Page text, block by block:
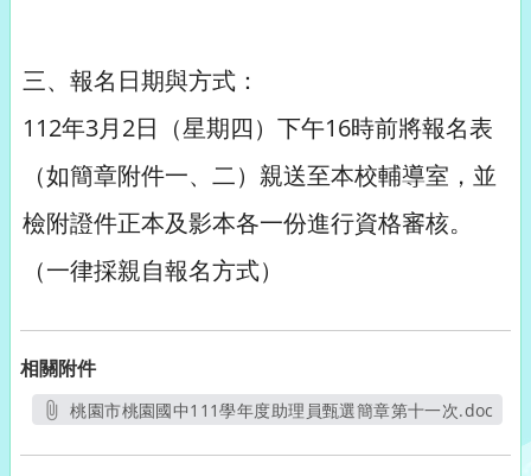
三、報名日期與方式：
112年3月2日（星期四）下午16時前將報名表
（如簡章附件一、二）親送至本校輔導室，並
檢附證件正本及影本各一份進行資格審核。
（一律採親自報名方式）
相關附件
桃園市桃園國中111學年度助理員甄選簡章第十一次.doc